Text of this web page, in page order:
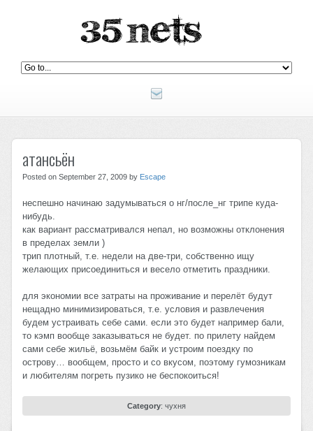
атансьён
Posted on September 27, 2009 by Escape
неспешно начинаю задумываться о нг/после_нг трипе куда-
нибудь.
как вариант рассматривался непал, но возможны отклонения
в пределах земли )
трип плотный, т.е. недели на две-три, собственно ищу
желающих присоединиться и весело отметить праздники.
для экономии все затраты на проживание и перелёт будут
нещадно минимизироваться, т.е. условия и развлечения
будем устраивать себе сами. если это будет например бали,
то кэмп вообще заказываться не будет. по прилету найдем
сами себе жильё, возьмём байк и устроим поездку по
острову… вообщем, просто и со вкусом, поэтому гумозникам
и любителям погреть пузико не беспокоиться!
Category: чухня